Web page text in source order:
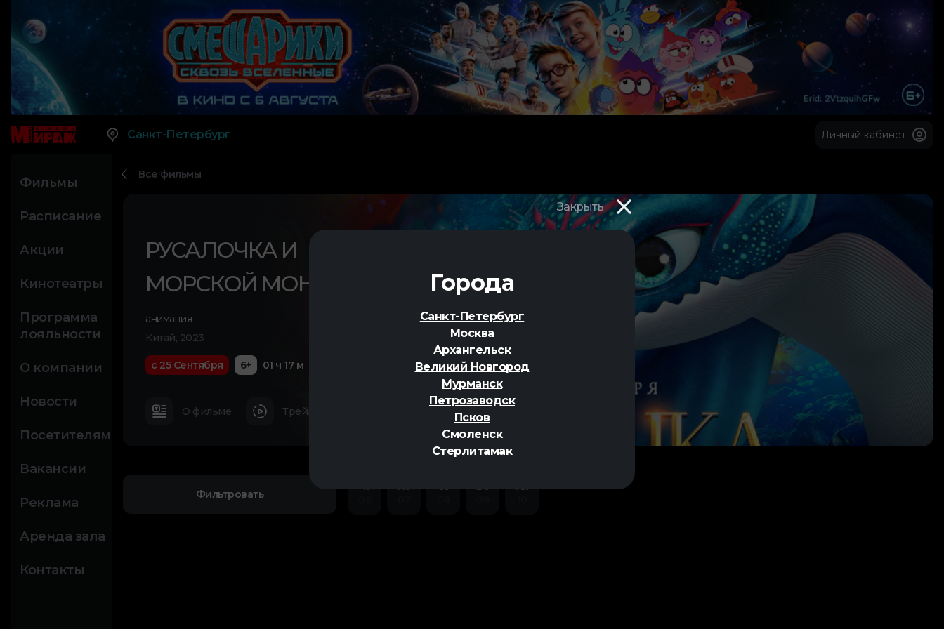
Закрыть
Города
Санкт-Петербург
Москва
Архангельск
Великий Новгород
Мурманск
Петрозаводск
Псков
Смоленск
Стерлитамак
Санкт-Петербург Личный кабинет
Фильмы
Расписание
Акции
Кинотеатры
Программа
лояльности
О компании
Новости
Посетителям
Вакансии
Реклама
Аренда зала
Контакты
Все фильмы
РУСАЛОЧКА И
МОРСКОЙ МОНСТР
анимация
Китай, 2023
с 25 Сентября 6+ 01 ч 17 м
О фильме Трейлер
Фильтровать
Чт
Пт
Сб
Вс
Пн